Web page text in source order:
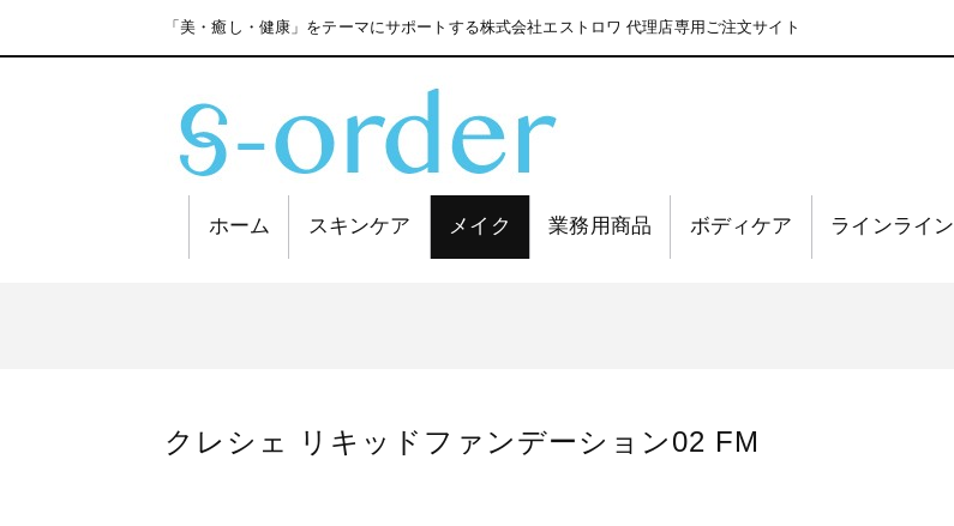
「美・癒し・健康」をテーマにサポートする株式会社エストロワ 代理店専用ご注文サイト
ホーム スキンケア メイク 業務用商品 ボディケア ラインライン
クレシェ リキッドファンデーション02 FM